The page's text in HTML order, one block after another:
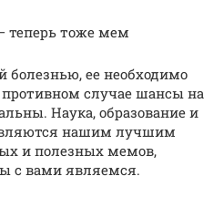
теперь тоже мем
болезнью, ее необходимо
случае шансы на
Наука, образование и
нашим лучшим
и полезных мемов,
с вами являемся.